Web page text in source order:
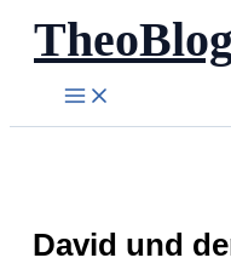
Zum
Inhalt
springen
David und